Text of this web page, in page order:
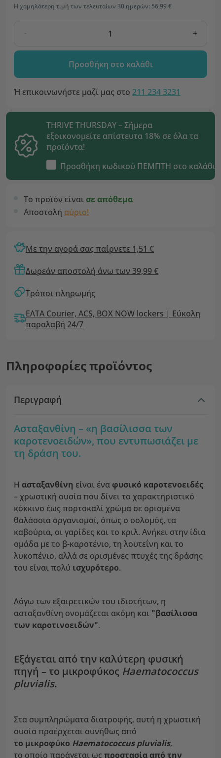
Η χαμηλότερη τιμή των τελευταίων 30 ημερών: 56,99 €
- +
Προσθήκη στο καλάθι
Ή επικοινωνήστε μαζί μας στο 211 234 3231
THRIVE THURSDAY – Σήμερα
εξοικονομείτε απίστευτα 18% σε όλα τα
προϊόντα!
Προσθήκη κωδικού ΠΕΜΠΤΗ στο καλάθι
Το προϊόν είναι σε απόθεμα
Αποστολή αύριο!
Με την αγορά σας παίρνετε 1,51 €
Δωρεάν αποστολή άνω των 39,99 €
Τρόποι πληρωμής
ΕΛΤΑ Courier, ACS, BOX NOW lockers | Εύκολη
παραλαβή 24/7
Πληροφορίες προϊόντος
Περιγραφή
Ασταξανθίνη – «η βασίλισσα των
καροτενοειδών», που εντυπωσιάζει με
τη δράση του.
Η ασταξανθίνη είναι ένα φυσικό καροτενοειδές
– χρωστική ουσία που δίνει το χαρακτηριστικό
κόκκινο έως πορτοκαλί χρώμα σε ορισμένα
θαλάσσια οργανισμοί, όπως ο σολομός, τα
καβούρια, οι γαρίδες και το κριλ. Ανήκει στην ίδια
ομάδα με το β-καροτένιο, τη λουτεΐνη και το
λυκοπένιο, αλλά σε ορισμένες πτυχές της δράσης
του είναι πολύ ισχυρότερο.
Λόγω των εξαιρετικών του ιδιοτήτων, η
ασταξανθίνη ονομάζεται ακόμη και "βασίλισσα
των καροτινοειδών".
Εξάγεται από την καλύτερη φυσική
πηγή – το μικροφύκος Haematococcus
pluvialis.
Στα συμπληρώματα διατροφής, αυτή η χρωστική
ουσία προέρχεται συνήθως από
το μικροφύκο Haematococcus pluvialis,
το οποίο παράγεται ως προστασία από την